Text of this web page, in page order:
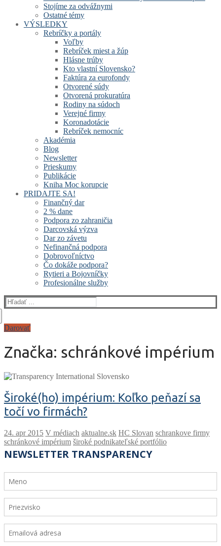
Stojíme za odvážnymi
Ostatné témy
VÝSLEDKY
Rebríčky a portály
Voľby
Rebríček miest a žúp
Hlásne trúby
Kto vlastní Slovensko?
Faktúra za eurofondy
Otvorené súdy
Otvorená prokuratúra
Rodiny na súdoch
Verejné firmy
Koronadotácie
Rebríček nemocníc
Akadémia
Blog
Newsletter
Prieskumy
Publikácie
Kniha Moc korupcie
PRIDAJTE SA!
Finančný dar
2 % dane
Podpora zo zahraničia
Darcovská výzva
Dar zo závetu
Nefinančná podpora
Dobrovoľníctvo
Čo dokáže podpora?
Rytieri a Bojovníčky
Profesionálne služby
Hľadať:
Darovať
Značka: schránkové impérium
Široké(ho) impérium: Koľko peňazí sa
točí vo firmách?
V médiach aktualne.sk HC Slovan schrankove firmy
schránkové impérium široké podnikateľské portfólio